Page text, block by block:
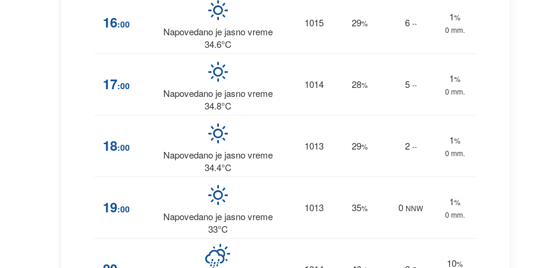
16:00
Napovedano je jasno vreme
34.6°C
1015 29% 6 --
1%
0 mm.
17:00
Napovedano je jasno vreme
34.8°C
1014 28% 5 --
1%
0 mm.
18:00
Napovedano je jasno vreme
34.4°C
1013 29% 2 --
1%
0 mm.
19:00
Napovedano je jasno vreme
33°C
1013 35% 0 NNW
1%
0 mm.
10%